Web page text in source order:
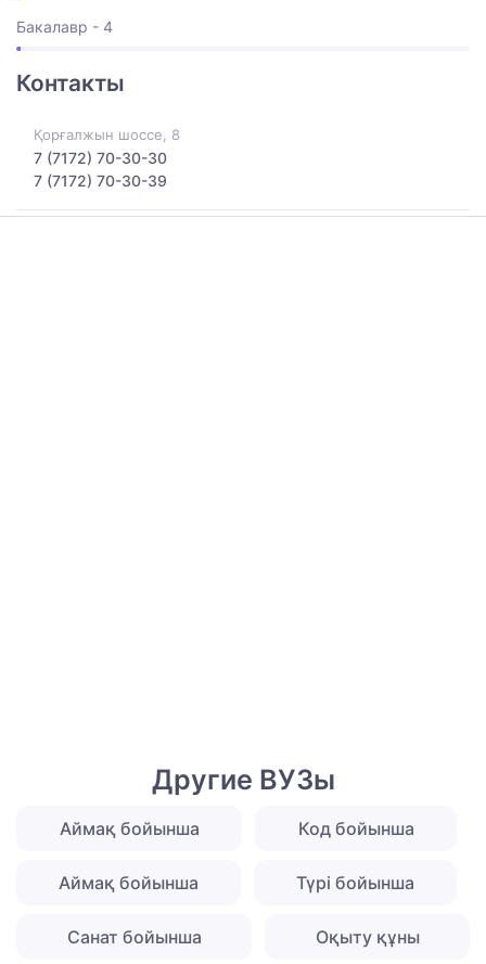
Бакалавр - 4
Контакты
Қорғалжын шоссе, 8
7 (7172) 70-30-30
7 (7172) 70-30-39
Другие ВУЗы
Аймақ бойынша Код бойынша
Аймақ бойынша Түрі бойынша
Санат бойынша Оқыту құны